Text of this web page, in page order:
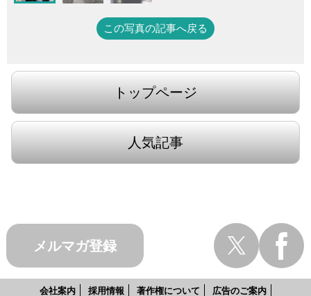
この写真の記事へ戻る
トップページ
人気記事
メルマガ登録
会社案内 採用情報 著作権について 広告のご案内